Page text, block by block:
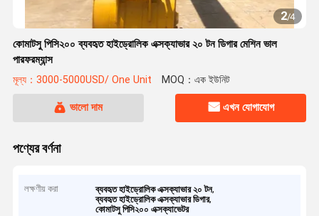
2/4
কোমাটসু পিসি২০০ ব্যবহৃত হাইড্রোলিক এক্সক্যাভার ২০ টন ডিগার মেশিন ভাল
পারফরম্যান্স
মূল্য：3000-5000USD/ One Unit MOQ：এক ইউনিট
ভালো দাম এখন যোগাযোগ
পণ্যের বর্ণনা
লক্ষণীয় করা ব্যবহৃত হাইড্রোলিক এক্সক্যাভার ২০ টন,
ব্যবহৃত হাইড্রোলিক এক্সক্যাভার ডিগার,
কোমাটসু পিসি২০০ এক্সক্যাভেটর